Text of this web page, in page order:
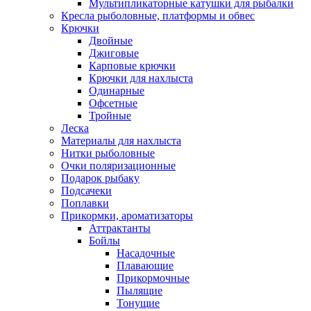
Мультипликаторные катушки для рыбалки
Кресла рыболовные, платформы и обвес
Крючки
Двойные
Джиговые
Карповые крючки
Крючки для нахлыста
Одинарные
Офсетные
Тройные
Леска
Материалы для нахлыста
Нитки рыболовные
Очки поляризационные
Подарок рыбаку
Подсачеки
Поплавки
Прикормки, ароматизаторы
Аттрактанты
Бойлы
Насадочные
Плавающие
Прикормочные
Пылящие
Тонущие